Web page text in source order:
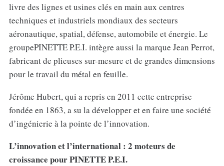
livre des lignes et usines clés en main aux centres
techniques et industriels mondiaux des secteurs
aéronautique, spatial, défense, automobile et énergie. Le
groupePINETTE P.E.I. intègre aussi la marque Jean Perrot,
fabricant de plieuses sur-mesure et de grandes dimensions
pour le travail du métal en feuille.
Jérôme Hubert, qui a repris en 2011 cette entreprise
fondée en 1863, a su la développer et en faire une société
d’ingénierie à la pointe de l’innovation.
L’innovation et l’international : 2 moteurs de
croissance pour PINETTE P.E.I.